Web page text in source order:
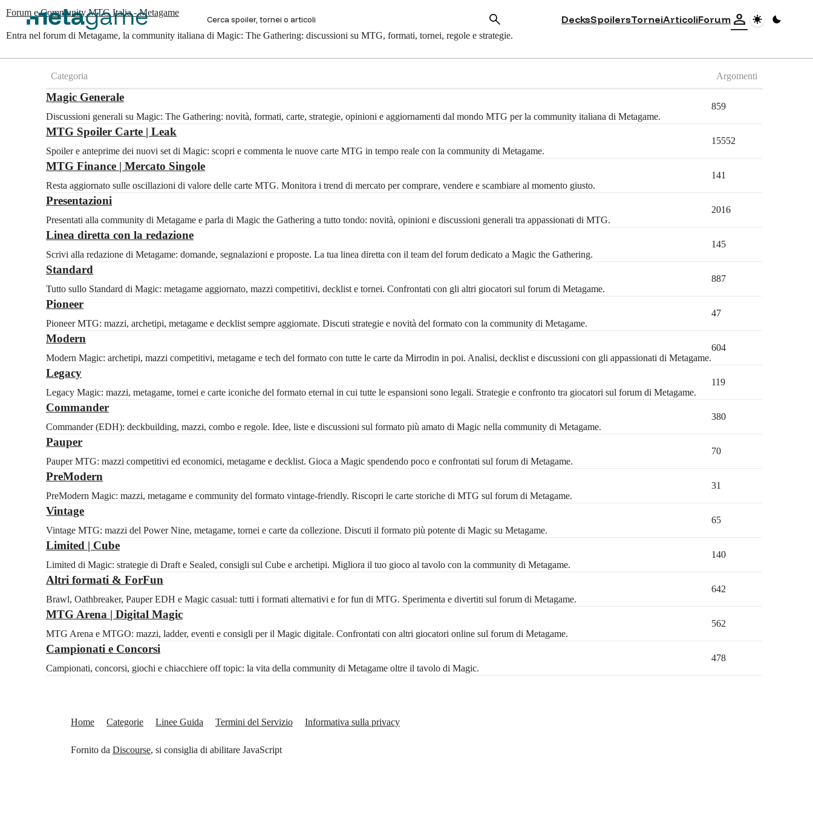
DecksSpoilersTorneiArticoliForum person
Forum e Community MTG Italia - Metagame
Entra nel forum di Metagame, la community italiana di Magic: The Gathering: discussioni su MTG, formati, tornei, regole e strategie.
Categoria Argomenti
Magic Generale
Discussioni generali su Magic: The Gathering: novità, formati, carte, strategie, opinioni e aggiornamenti dal mondo MTG per la community italiana di Metagame.
859
MTG Spoiler Carte | Leak
Spoiler e anteprime dei nuovi set di Magic: scopri e commenta le nuove carte MTG in tempo reale con la community di Metagame.
15552
MTG Finance | Mercato Singole
Resta aggiornato sulle oscillazioni di valore delle carte MTG. Monitora i trend di mercato per comprare, vendere e scambiare al momento giusto.
141
Presentazioni
Presentati alla community di Metagame e parla di Magic the Gathering a tutto tondo: novità, opinioni e discussioni generali tra appassionati di MTG.
2016
Linea diretta con la redazione
Scrivi alla redazione di Metagame: domande, segnalazioni e proposte. La tua linea diretta con il team del forum dedicato a Magic the Gathering.
145
Standard
Tutto sullo Standard di Magic: metagame aggiornato, mazzi competitivi, decklist e tornei. Confrontati con gli altri giocatori sul forum di Metagame.
887
Pioneer
Pioneer MTG: mazzi, archetipi, metagame e decklist sempre aggiornate. Discuti strategie e novità del formato con la community di Metagame.
47
Modern
Modern Magic: archetipi, mazzi competitivi, metagame e tech del formato con tutte le carte da Mirrodin in poi. Analisi, decklist e discussioni con gli appassionati di Metagame.
604
Legacy
Legacy Magic: mazzi, metagame, tornei e carte iconiche del formato eternal in cui tutte le espansioni sono legali. Strategie e confronto tra giocatori sul forum di Metagame.
119
Commander
Commander (EDH): deckbuilding, mazzi, combo e regole. Idee, liste e discussioni sul formato più amato di Magic nella community di Metagame.
380
Pauper
Pauper MTG: mazzi competitivi ed economici, metagame e decklist. Gioca a Magic spendendo poco e confrontati sul forum di Metagame.
70
PreModern
PreModern Magic: mazzi, metagame e community del formato vintage-friendly. Riscopri le carte storiche di MTG sul forum di Metagame.
31
Vintage
Vintage MTG: mazzi del Power Nine, metagame, tornei e carte da collezione. Discuti il formato più potente di Magic su Metagame.
65
Limited | Cube
Limited di Magic: strategie di Draft e Sealed, consigli sul Cube e archetipi. Migliora il tuo gioco al tavolo con la community di Metagame.
140
Altri formati & ForFun
Brawl, Oathbreaker, Pauper EDH e Magic casual: tutti i formati alternativi e for fun di MTG. Sperimenta e divertiti sul forum di Metagame.
642
MTG Arena | Digital Magic
MTG Arena e MTGO: mazzi, ladder, eventi e consigli per il Magic digitale. Confrontati con altri giocatori online sul forum di Metagame.
562
Campionati e Concorsi
Campionati, concorsi, giochi e chiacchiere off topic: la vita della community di Metagame oltre il tavolo di Magic.
478
Home Categorie Linee Guida Termini del Servizio Informativa sulla privacy
Fornito da Discourse, si consiglia di abilitare JavaScript